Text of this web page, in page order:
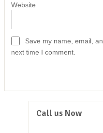
Website
Save my name, email,
next time I comment.
Call us Now